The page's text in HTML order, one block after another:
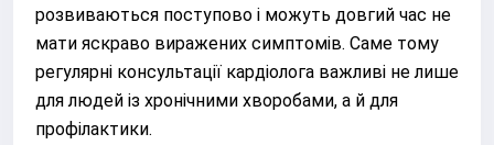
розвиваються поступово і можуть довгий час не
мати яскраво виражених симптомів. Саме тому
регулярні консультації кардіолога важливі не лише
для людей із хронічними хворобами, а й для
профілактики.